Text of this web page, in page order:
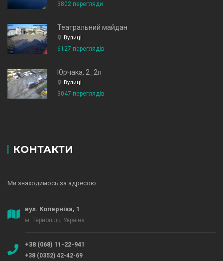
3802 перегляди
Театральний майдан
Вулиці
6127 переглядів
Юрчака, 2_2п
Вулиці
3047 переглядів
КОНТАКТИ
Ми знаходимось за адресою.
вул. Коперніка, 1
м. Тернопіль, Україна
+38 (068) 11-22-941
+38 (0352) 42-42-69